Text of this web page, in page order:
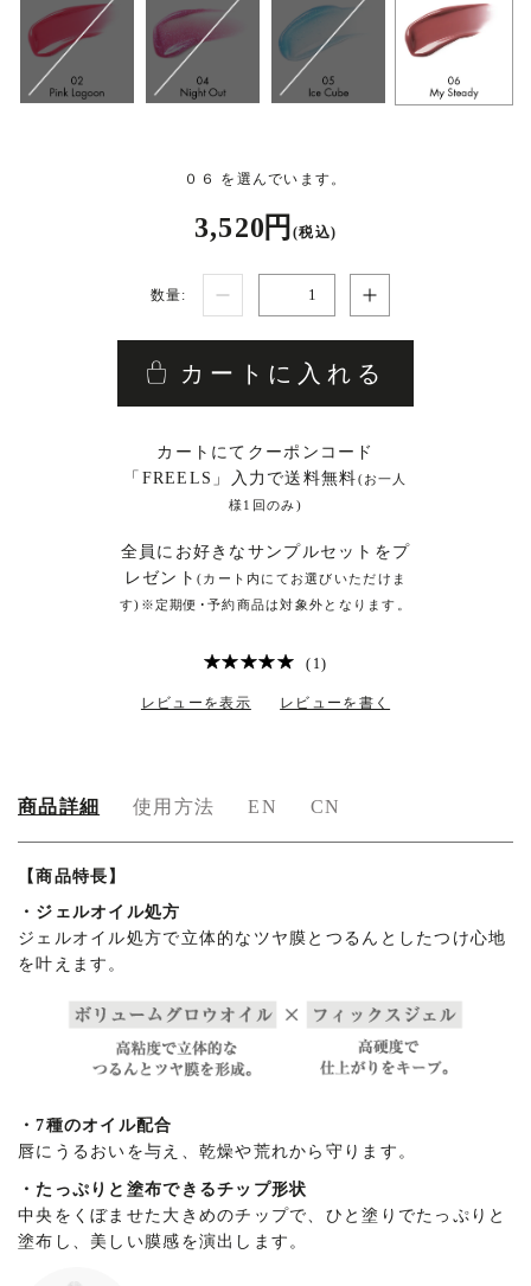
０６ を選んでいます。
3,520 円(税込)
数量:
カートに入れる
カートにてクーポンコード
「FREELS」入力で送料無料(お一人
様1回のみ)
全員にお好きなサンプルセットをプ
レゼント (カート内にてお選びいただけま
す)※定期便･予約商品は対象外となります。
(1)
レビューを表示 レビューを書く
商品詳細 使用方法 EN CN
商
品
詳
【商品特長】
・ ジェルオイル処方
ジェルオイル処方で立体的なツヤ膜とつるんとしたつけ心地
を叶えます。
・7種のオイル配合
唇にうるおいを与え、乾燥や荒れから守ります。
・たっぷりと塗布できるチップ形状
中央をくぼませた大きめのチップで、ひと塗りでたっぷりと
塗布し、美しい膜感を演出します。